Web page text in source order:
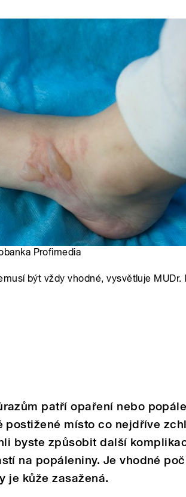
Profimedia
být vždy vhodné, vysvětluje MUDr.
patří opaření nebo
postižené místo co nejdříve
byste způsobit další
na popáleniny. Je vhodné
je kůže zasažená.